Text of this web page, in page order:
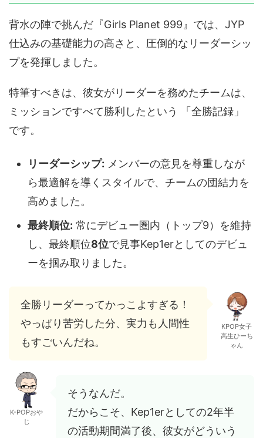
背水の陣で挑んだ『Girls Planet 999』では、JYP
仕込みの基礎能力の高さと、圧倒的なリーダーシッ
プを発揮しました。
特筆すべきは、彼女がリーダーを務めたチームは、
ミッションですべて勝利したという 「全勝記録」
です。
リーダーシップ: メンバーの意見を尊重しなが
ら最適解を導くスタイルで、チームの団結力を
高めました。
最終順位: 常にデビュー圏内（トップ9）を維持
し、最終順位8位で見事Kep1erとしてのデビュ
ーを掴み取りました。
全勝リーダーってかっこよすぎる！
やっぱり苦労した分、実力も人間性
もすごいんだね。
KPOP女子
高生ひーち
ゃん
K-POPおや
じ
そうなんだ。
だからこそ、Kep1erとしての2年半
の活動期間満了後、彼女がどういう